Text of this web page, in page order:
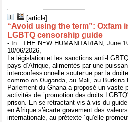
[article]
“Avoid using the term”: Oxfam
LGBTQ censorship guide
- In : THE NEW HUMANITARIAN, June
10/06/2026,
La législation et les sanctions anti-
pays d’Afrique, alimentés par une
interconfessionnelle soutenue par la
comme en Ouganda, au Mali, au Burkina
Parlement du Ghana a proposé un vaste
activités de "promotion des droits
prison. En se rétractant vis-à-vis du
en Afrique s'écarte gravement des
internationale, au prétexte "qu'elle